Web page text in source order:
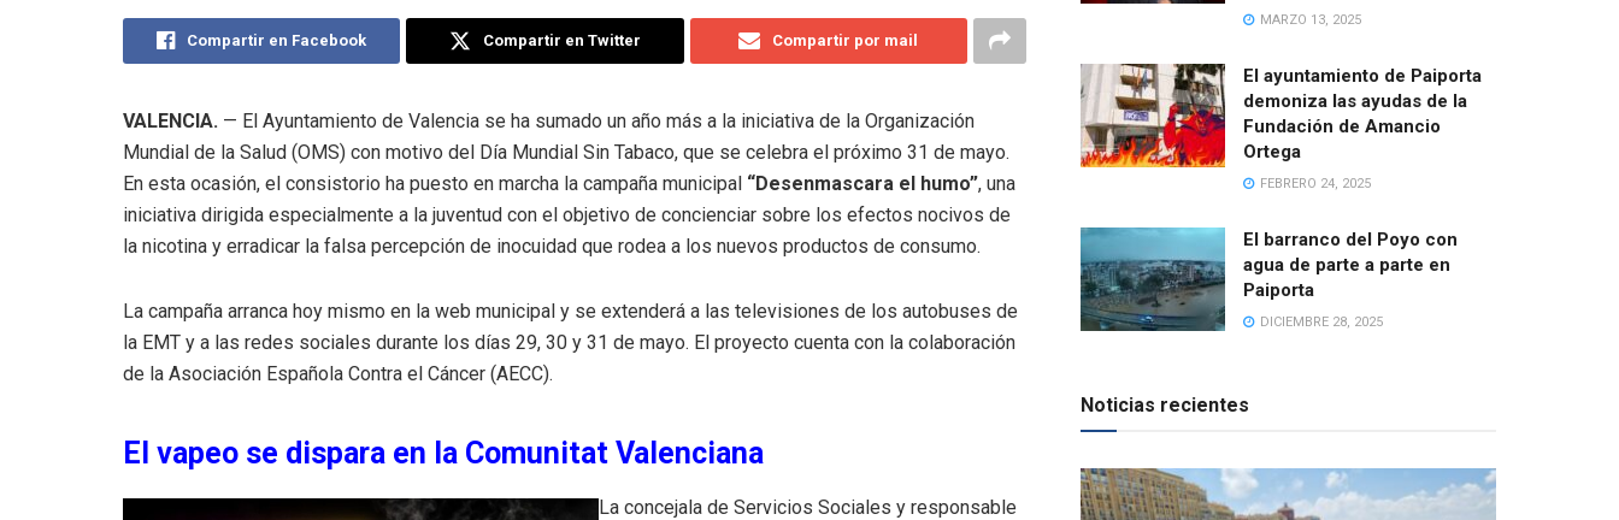
Compartir en Facebook Compartir en Twitter Compartir por mail
VALENCIA. — El Ayuntamiento de Valencia se ha sumado un año más a la iniciativa de la Organización
Mundial de la Salud (OMS) con motivo del Día Mundial Sin Tabaco, que se celebra el próximo 31 de mayo.
En esta ocasión, el consistorio ha puesto en marcha la campaña municipal “Desenmascara el humo”, una
iniciativa dirigida especialmente a la juventud con el objetivo de concienciar sobre los efectos nocivos de
la nicotina y erradicar la falsa percepción de inocuidad que rodea a los nuevos productos de consumo.
La campaña arranca hoy mismo en la web municipal y se extenderá a las televisiones de los autobuses de
la EMT y a las redes sociales durante los días 29, 30 y 31 de mayo. El proyecto cuenta con la colaboración
de la Asociación Española Contra el Cáncer (AECC).
El vapeo se dispara en la Comunitat Valenciana
La concejala de Servicios Sociales y responsable
MARZO 13, 2025
El ayuntamiento de Paiporta
demoniza las ayudas de la
Fundación de Amancio
Ortega
FEBRERO 24, 2025
El barranco del Poyo con
agua de parte a parte en
Paiporta
DICIEMBRE 28, 2025
Noticias recientes